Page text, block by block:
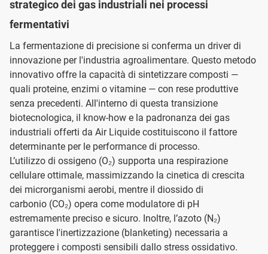
strategico dei gas industriali nei processi
fermentativi
La fermentazione di precisione si conferma un driver di
innovazione per l'industria agroalimentare. Questo metodo
innovativo offre la capacità di sintetizzare composti —
quali proteine, enzimi o vitamine — con rese produttive
senza precedenti. All'interno di questa transizione
biotecnologica, il know-how e la padronanza dei gas
industriali offerti da Air Liquide costituiscono il fattore
determinante per le performance di processo.
L’utilizzo di ossigeno (O₂) supporta una respirazione
cellulare ottimale, massimizzando la cinetica di crescita
dei microrganismi aerobi, mentre il diossido di
carbonio (CO₂) opera come modulatore di pH
estremamente preciso e sicuro. Inoltre, l’azoto (N₂)
garantisce l'inertizzazione (blanketing) necessaria a
proteggere i composti sensibili dallo stress ossidativo.